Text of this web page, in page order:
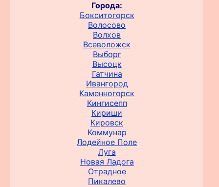
Города:
Бокситогорск
Волосово
Волхов
Всеволожск
Выборг
Высоцк
Гатчина
Ивангород
Каменногорск
Кингисепп
Кириши
Кировск
Коммунар
Лодейное Поле
Луга
Новая Ладога
Отрадное
Пикалево